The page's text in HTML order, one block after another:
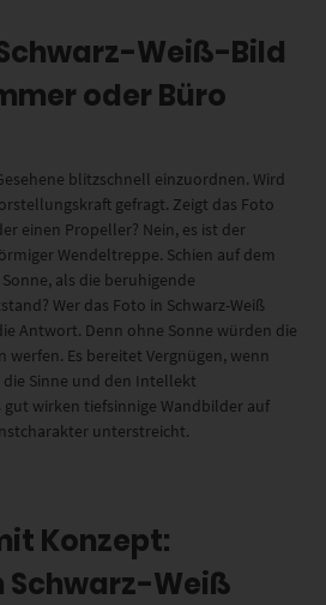
Weiß-Bild
oder Büro
blitzschnell einzuordnen. Wird
gefragt. Zeigt das Foto
einen Propeller? Nein, es ist der
Wendeltreppe. Schien auf dem
als die beruhigende
Wer das Foto in Schwarz-Weiß
Antwort. Denn ohne Sonne würden die
werfen. Es bereitet Vergnügen, wenn
Sinne und den Intellekt
wirken tiefsinnige Wandbilder auf
unterstreicht.
Konzept:
Schwarz-Weiß